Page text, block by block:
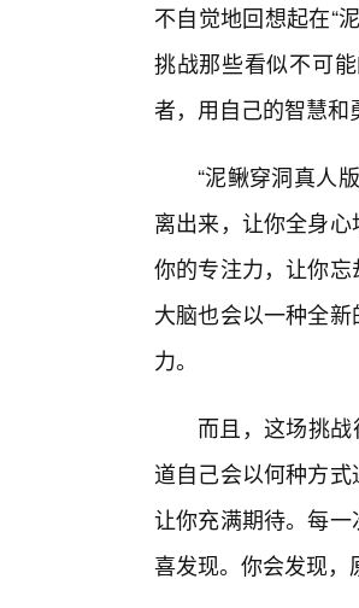
不自觉地回想起在“
挑战那些看似不可
者，用自己的智慧
“泥鳅穿洞真人
离出来，让你全身
你的专注力，让你
大脑也会以一种全
力。
而且，这场挑
道自己会以何种方
让你充满期待。每
喜发现。你会发现